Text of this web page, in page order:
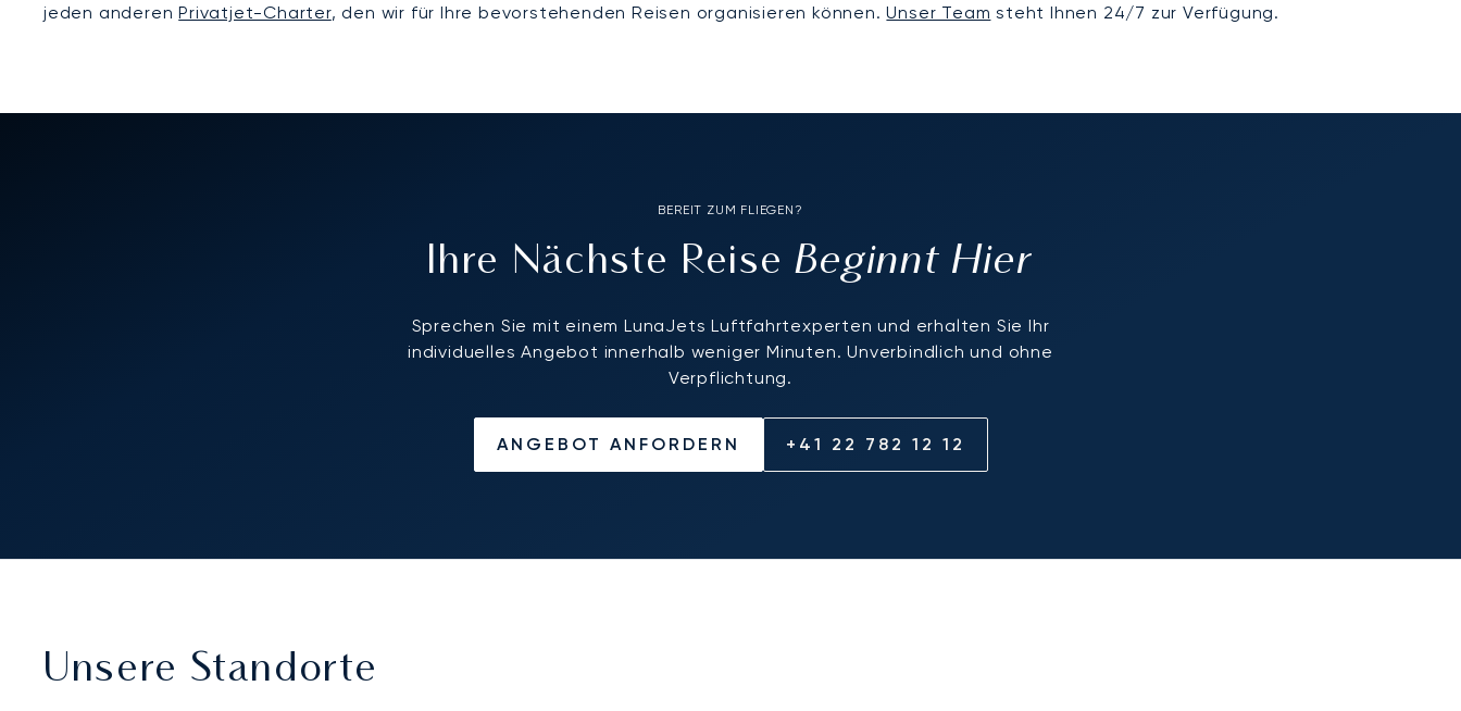
jeden anderenPrivatjet-Charter, den wir für Ihre bevorstehenden Reisen organisieren können.Unser Team steht Ihnen 24/7 zur Verfügung.
BEREIT ZUM FLIEGEN?
Ihre Nächste ReiseBeginnt Hier
Sprechen Sie mit einem LunaJets Luftfahrtexperten und erhalten Sie Ihr
individuelles Angebot innerhalb weniger Minuten. Unverbindlich und ohne
Verpflichtung.
ANGEBOT ANFORDERN +41 22 782 12 12
Unsere Standorte